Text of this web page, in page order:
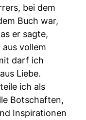
bei dem
Buch war,
er sagte,
vollem
darf ich
Liebe.
ich als
Botschaften,
Inspirationen